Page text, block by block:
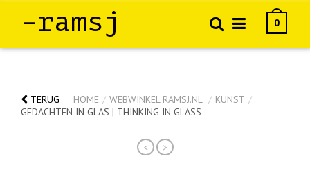
–ramsj 0
TERUG HOME / WEBWINKEL RAMSJ.NL / KUNST /
GEDACHTEN IN GLAS | THINKING IN GLASS
< >